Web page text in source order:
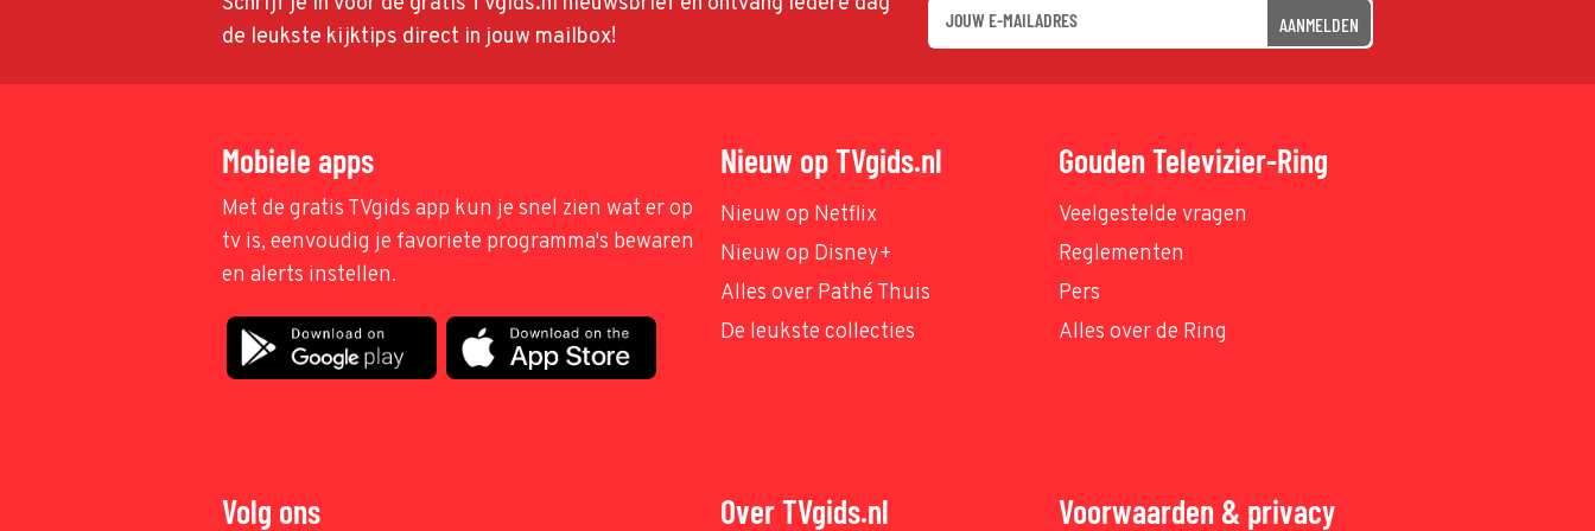
de leukste kijktips direct in jouw mailbox!
AANMELDEN
Mobiele apps
Met de gratis TVgids app kun je snel zien wat er op
tv is, eenvoudig je favoriete programma's bewaren
en alerts instellen.
Nieuw op TVgids.nl
Nieuw op Netflix
Nieuw op Disney+
Alles over Pathé Thuis
De leukste collecties
Gouden Televizier-Ring
Veelgestelde vragen
Reglementen
Pers
Alles over de Ring
Volg ons Over TVgids.nl Voorwaarden & privacy